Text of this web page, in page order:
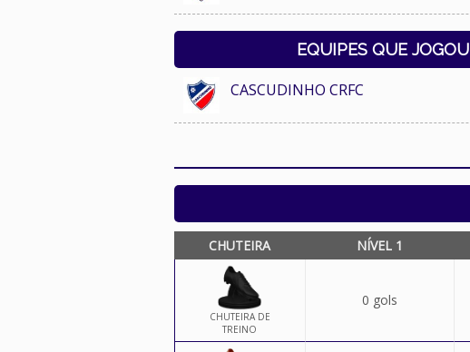
EQUIPES QUE JOGOU
CASCUDINHO CRFC
CHUTEIRA NÍVEL 1
CHUTEIRA DE
TREINO
0 gols